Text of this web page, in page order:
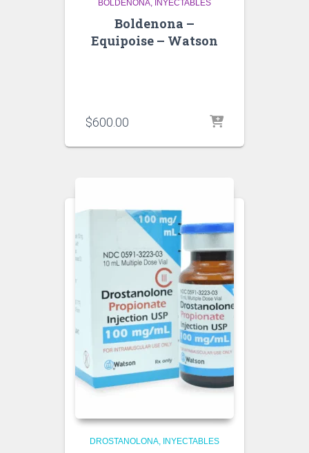
BOLDENONA INYECTABLES
Boldenona –
Equipoise – Watson
$600.00
DROSTANOLONA INYECTABLES